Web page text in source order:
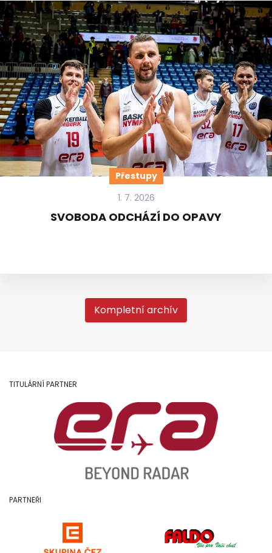
Přestupy
1. 7. 2026
SVOBODA ODCHÁZÍ DO OPAVY
Kompletní archív
TITULÁRNÍ PARTNER
PARTNEŘI